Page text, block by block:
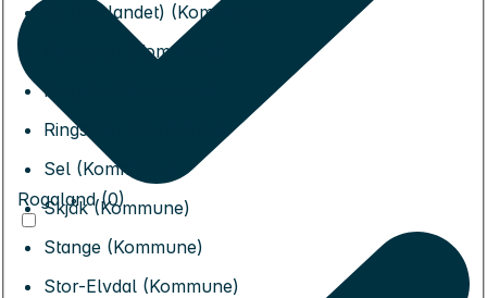
Os (Innlandet) (Kommune)
Rendalen (Kommune)
Ringebu (Kommune)
Ringsaker (Kommune)
Sel (Kommune)
Skjåk (Kommune)
Stange (Kommune)
Stor-Elvdal (Kommune)
Rogaland (0)